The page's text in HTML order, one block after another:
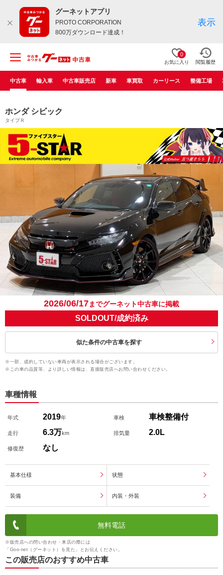
グーネットアプリ
PROTO CORPORATION
800万ダウンロード達成！
表示
0
お気に入り 閲覧履歴
中古車 輸入車 中古車販売店 新車 車買取 カーリース 整備工場
ホンダ シビック
タイプＲ
2026/06/17までグーネット中古車に掲載
SOLDOUT/成約済み
似た条件の中古車を探す
※一部、成約していない車両が表示される場合がございます。
※この車の品質等、より詳しい情報は、直接販売店へお問い合わせください。
車種情報
年式 2019年 車検 車検整備付
走行 6.3万km 排気量 2.0L
修復歴 なし
基本仕様 状態
装備 内装・外装
無料電話
※販売店への問い合わせ・来店の際には
「Goo-net（グーネット）を見た」とお伝えください。
この販売店のおすすめ中古車